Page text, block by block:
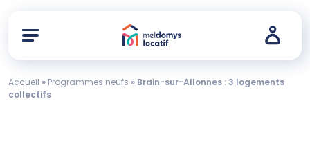
Accueil » Programmes neufs » Brain-sur-Allonnes : 3 logements
collectifs